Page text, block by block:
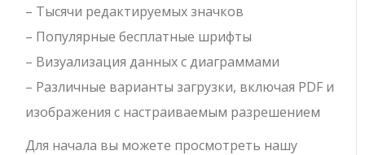
– Тысячи редактируемых значков
– Популярные бесплатные шрифты
– Визуализация данных с диаграммами
– Различные варианты загрузки, включая PDF и
изображения с настраиваемым разрешением
Для начала вы можете просмотреть нашу